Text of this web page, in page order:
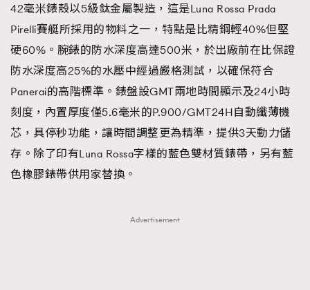
42毫米錶殼以5級鈦金屬製造，這是Luna Rossa Prada
Pirelli賽艇所採用的物料之一，特點是比精鋼輕40%但堅
硬60%。腕錶的防水深度高達500米，於出廠前在比保證
防水深度高25%的水壓中經過嚴格測試，以確保符合
Panerai的高階標準。錶盤設GMT兩地時間顯示及24小時
刻度，內置厚度僅5.6毫米的P.900/GMT24H自動纖薄機
芯，具停秒功能，讓時間調整更為精準，提供3天動力儲
存。除了印有Luna Rossa字樣的藍色雙材質錶帶，另有藍
色橡膠錶帶供用家替換。
Advertisement